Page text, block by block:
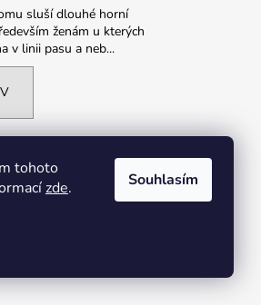
tohoto
zde. Souhlasím
sluší dlouhé horní
ženám u kterých
v linii pasu a neb...